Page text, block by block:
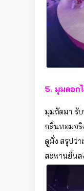
5. มุมดอก
มุมถัดมา รั
กลิ่นหอมจริ
ดูมั่ง สรุปว่า
สะพานยื่นล